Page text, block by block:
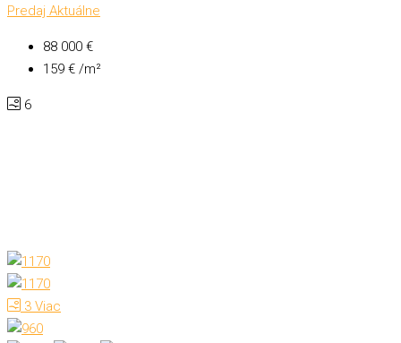
Predaj Aktuálne
88 000 €
159 € /m²
6
3 Viac